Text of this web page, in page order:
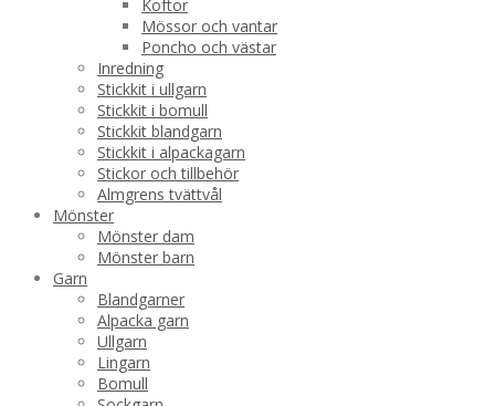
Koftor
Mössor och vantar
Poncho och västar
Inredning
Stickkit i ullgarn
Stickkit i bomull
Stickkit blandgarn
Stickkit i alpackagarn
Stickor och tillbehör
Almgrens tvättvål
Mönster
Mönster dam
Mönster barn
Garn
Blandgarner
Alpacka garn
Ullgarn
Lingarn
Bomull